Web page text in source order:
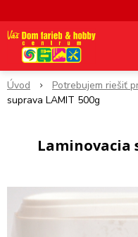
Úvod Potrebujem riešiť
suprava LAMIT 500g
Laminovacia